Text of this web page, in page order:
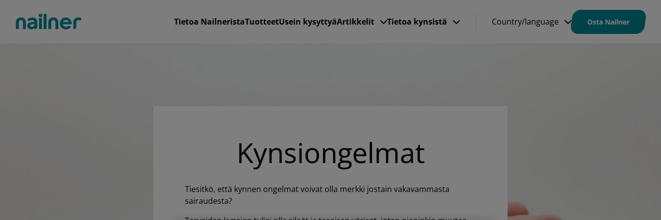
Tietoa NailneristaTuotteetUsein kysyttyäArtikkelit Tietoa kynsistä Country/language Osta Nailner
Kynsiongelmat
Tiesitkö, että kynnen ongelmat voivat olla merkki jostain vakavammasta
sairaudesta?